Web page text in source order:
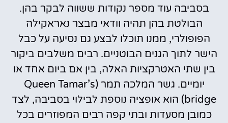
בסביבה עוד מספר נקודות ששווה לבקר בהן.
הבולטת בהן תהיה וודאי מבצר נאראקילה
הפופולרי, ממנו תוכלו לבצע גם נסיעה על כבל
הישר לתוך הגנים הבוטניים. רבים משלבים ביקור
בין שתי האטרקציות האלה, בין אם ביום אחד או
יומיים. גשר המלכה תמר (Queen Tamar’s
bridge) הוא אופציה נוספת לבילוי בסביבה, לצד
כמובן מסעדות ובתי קפה רבים המפוזרים בכל